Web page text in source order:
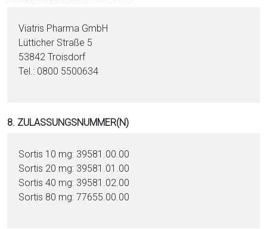
Viatris Pharma GmbH
Lütticher Straße 5
53842 Troisdorf
Tel.: 0800 5500634
8. ZULASSUNGSNUMMER(N)
Sortis 10 mg: 39581.00.00
Sortis 20 mg: 39581.01.00
Sortis 40 mg: 39581.02.00
Sortis 80 mg: 77655.00.00